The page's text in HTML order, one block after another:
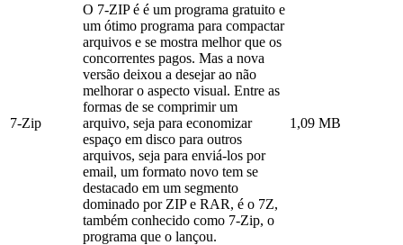
7-Zip
O 7-ZIP é é um programa gratuito e
um ótimo programa para compactar
arquivos e se mostra melhor que os
concorrentes pagos. Mas a nova
versão deixou a desejar ao não
melhorar o aspecto visual. Entre as
formas de se comprimir um
arquivo, seja para economizar
espaço em disco para outros
arquivos, seja para enviá-los por
email, um formato novo tem se
destacado em um segmento
dominado por ZIP e RAR, é o 7Z,
também conhecido como 7-Zip, o
programa que o lançou.
1,09 MB